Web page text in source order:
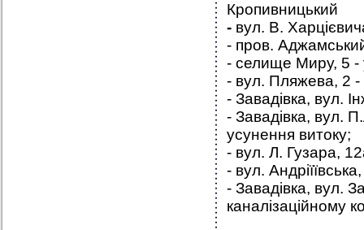
Кропивницький
- вул. В.
- пров.
- селище Миру, 5 -
- вул. Пляжева, 2 -
- Завадівка, вул.
- Завадівка, вул.
усунення витоку;
- вул. Л. Гузара,
- вул.
- Завадівка, вул.
каналізаційному